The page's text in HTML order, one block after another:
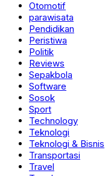
Otomotif
parawisata
Pendidikan
Peristiwa
Politik
Reviews
Sepakbola
Software
Sosok
Sport
Technology
Teknologi
Teknologi & Bisnis
Transportasi
Travel